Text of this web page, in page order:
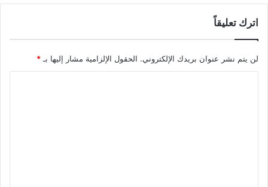
اترك تعليقاً
لن يتم نشر عنوان بريدك الإلكتروني. الحقول الإلزامية مشار إليها بـ *